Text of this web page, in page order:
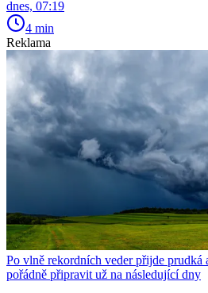
dnes, 07:19
4 min
Reklama
Po vlně rekordních veder přijde prudká
pořádně připravit už na následující dny